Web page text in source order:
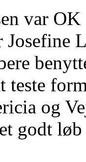
var
Josefine
teste
og
godt